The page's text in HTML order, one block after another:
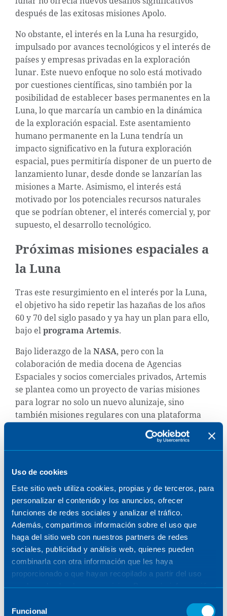
Uso de cookies
Este sitio web utiliza cookies, propias y de terceros, para
personalizar el contenido y los anuncios, ofrecer
funciones de redes sociales y analizar el tráfico.
Además, compartimos información sobre el uso que
haga del sitio web con nuestros partners de redes
sociales, publicidad y análisis web, quienes pueden
combinarla con otra información que les haya
proporcionado o que hayan recopilado a partir del uso
Funcional
después de las exitosas misiones Apolo.
No obstante, el interés en la Luna ha resurgido,
impulsado por avances tecnológicos y el interés de
países y empresas privadas en la exploración
lunar. Este nuevo enfoque no solo está motivado
por cuestiones científicas, sino también por la
posibilidad de establecer bases permanentes en la
Luna, lo que marcaría un cambio en la dinámica
de la exploración espacial. Este asentamiento
humano permanente en la Luna tendría un
impacto significativo en la futura exploración
espacial, pues permitiría disponer de un puerto de
lanzamiento lunar, desde donde se lanzarían las
misiones a Marte. Asimismo, el interés está
motivado por los potenciales recursos naturales
que se podrían obtener, el interés comercial y, por
supuesto, el desarrollo tecnológico.
Próximas misiones espaciales a
la Luna
Tras este resurgimiento en el interés por la Luna,
el objetivo ha sido repetir las hazañas de los años
60 y 70 del siglo pasado y ya hay un plan para ello,
bajo elprograma Artemis.
Bajo liderazgo de laNASA, pero con la
colaboración de media docena de Agencias
Espaciales y socios comerciales privados, Artemis
se plantea como un proyecto de varias misiones
para lograr no solo un nuevo alunizaje, sino
también misiones regulares con una plataforma
orbital (Lunar Gateway) que servirá de centro
logístico de la próxima exploración de la Luna.
con hitos señalados para cada una de ellas:
Artemis I – Lanzamiento del cohete SLS y la
nave Orion (completada con éxito en 2022)
Artemis II
– Primer vuelo tripulado (estimada
para 2025)
Artemis III– Alunizaje tripulado (estimada para
2026)
Artemis IV– Misión a la Lunar Gateway
misiones regulares (estimadas entre 2030 y